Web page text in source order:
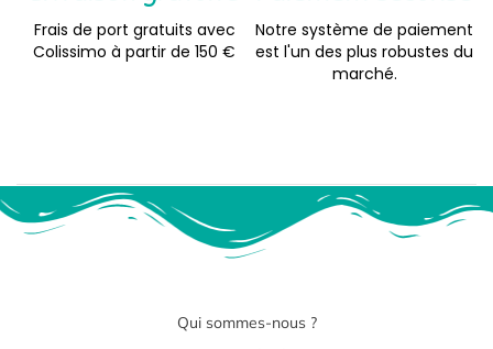
Frais de port gratuits avec
Colissimo à partir de 150 €
Notre système de paiement
est l'un des plus robustes du
marché.
Qui sommes-nous ?